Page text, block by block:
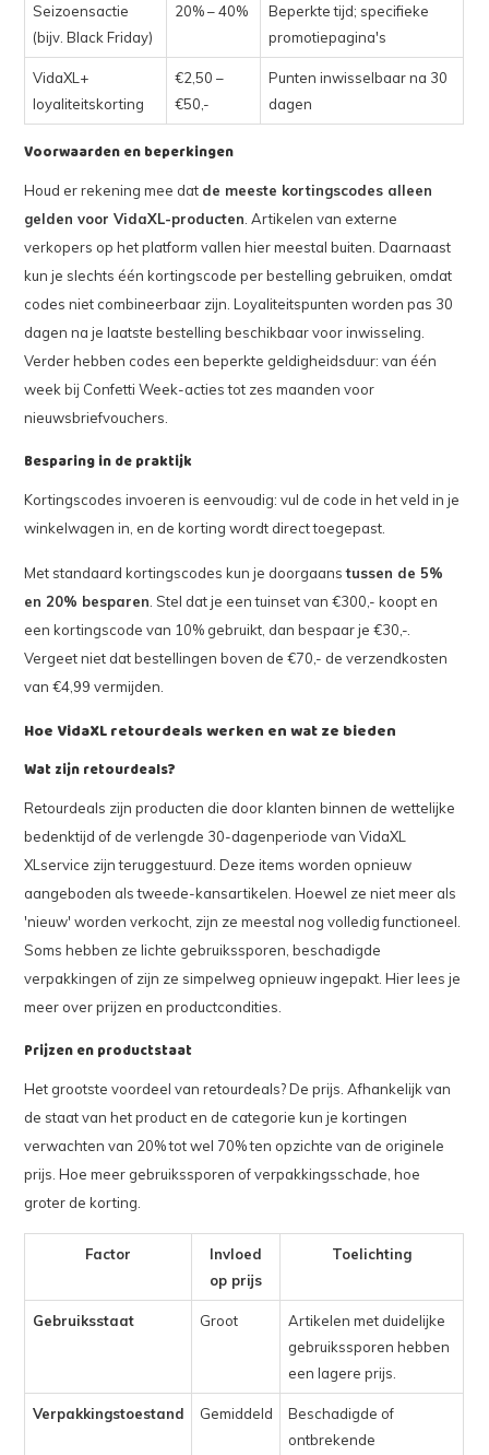
Seizoensactie
(bijv. Black Friday)
20% – 40%
Beperkte tijd; specifieke
promotiepagina's
VidaXL+
loyaliteitskorting
€2,50 –
€50,-
Punten inwisselbaar na 30
dagen
Voorwaarden en beperkingen
Houd er rekening mee dat de meeste kortingscodes alleen
gelden voor VidaXL-producten . Artikelen van externe
verkopers op het platform vallen hier meestal buiten. Daarnaast
kun je slechts één kortingscode per bestelling gebruiken, omdat
codes niet combineerbaar zijn. Loyaliteitspunten worden pas 30
dagen na je laatste bestelling beschikbaar voor inwisseling.
Verder hebben codes een beperkte geldigheidsduur: van één
week bij Confetti Week-acties tot zes maanden voor
nieuwsbriefvouchers.
Besparing in de praktijk
Kortingscodes invoeren is eenvoudig: vul de code in het veld in je
winkelwagen in, en de korting wordt direct toegepast.
Met standaard kortingscodes kun je doorgaanstussen de 5%
en 20% besparen . Stel dat je een tuinset van €300,- koopt en
een kortingscode van 10% gebruikt, dan bespaar je €30,-.
Vergeet niet dat bestellingen boven de €70,- de verzendkosten
van €4,99 vermijden.
Hoe VidaXL retourdeals werken en wat ze bieden
Wat zijn retourdeals?
Retourdeals zijn producten die door klanten binnen de wettelijke
bedenktijd of de verlengde 30-dagenperiode van VidaXL
XLservice zijn teruggestuurd. Deze items worden opnieuw
aangeboden als tweede-kansartikelen. Hoewel ze niet meer als
'nieuw' worden verkocht, zijn ze meestal nog volledig functioneel.
Soms hebben ze lichte gebruikssporen, beschadigde
verpakkingen of zijn ze simpelweg opnieuw ingepakt. Hier lees je
meer over prijzen en productcondities.
Prijzen en productstaat
Het grootste voordeel van retourdeals? De prijs. Afhankelijk van
de staat van het product en de categorie kun je kortingen
verwachten van 20% tot wel 70% ten opzichte van de originele
prijs. Hoe meer gebruikssporen of verpakkingsschade, hoe
groter de korting.
Factor
Invloed
op prijs
Toelichting
Gebruiksstaat Groot
Artikelen met duidelijke
gebruikssporen hebben
een lagere prijs.
Verpakkingstoestand Gemiddeld
Beschadigde of
ontbrekende